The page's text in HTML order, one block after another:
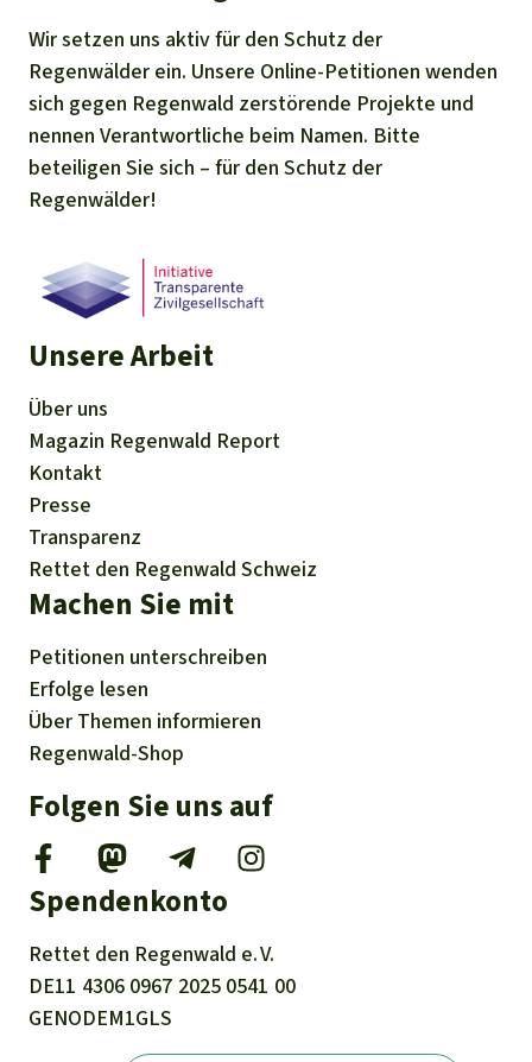
Wir setzen uns aktiv für den Schutz der
Regenwälder ein. Unsere Online-Petitionen wenden
sich gegen Regenwald zerstörende Projekte und
nennen Verantwortliche beim Namen. Bitte
beteiligen Sie sich – für den Schutz der
Regenwälder!
Unsere Arbeit
Über uns
Magazin Regenwald Report
Kontakt
Presse
Transparenz
Rettet den Regenwald Schweiz
Machen Sie mit
Petitionen unterschreiben
Erfolge lesen
Über Themen informieren
Regenwald-Shop
Folgen Sie uns auf
Spendenkonto
Rettet den Regenwald e. V.
DE11 4306 0967 2025 0541 00
GENODEM1GLS